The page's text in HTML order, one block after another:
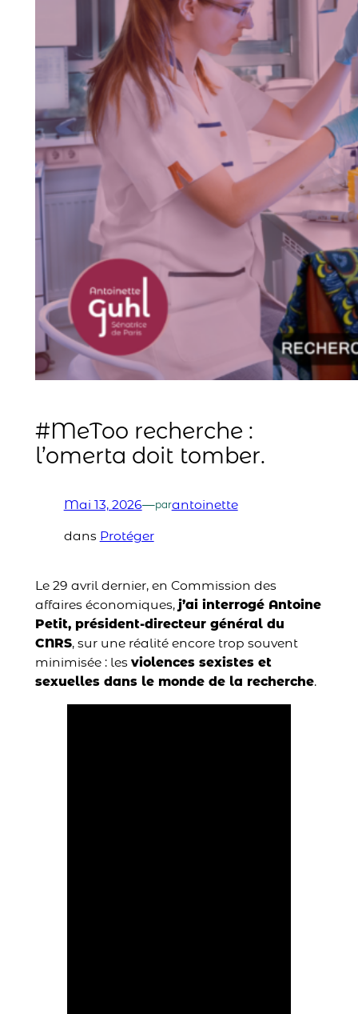
#MeToo recherche :
l’omerta doit tomber.
Mai 13, 2026—parantoinette
dans Protéger
Le 29 avril dernier, en Commission des
affaires économiques, j’ai interrogé Antoine
Petit, président-directeur général du
CNRS, sur une réalité encore trop souvent
minimisée : les violences sexistes et
sexuelles dans le monde de la recherche.